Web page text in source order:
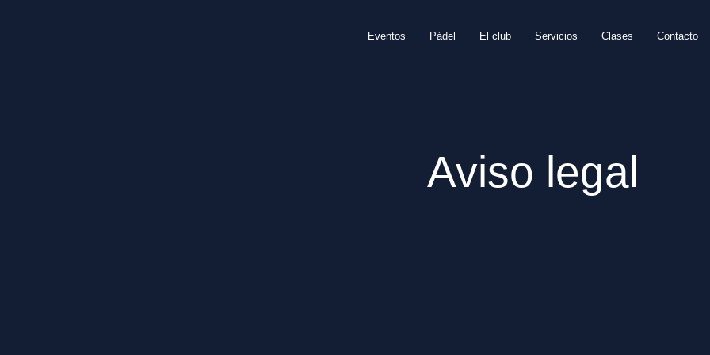
Eventos Pádel El club Servicios Clases Contacto
Aviso legal